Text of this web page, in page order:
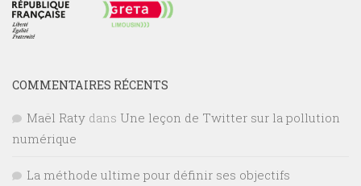
COMMENTAIRES RÉCENTS
Maël Raty dans Une leçon de Twitter sur la pollution
numérique
La méthode ultime pour définir ses objectifs